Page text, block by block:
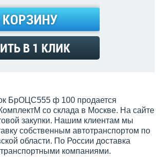
В 1 КЛИК
БрОЦС555 ф 100 продается
со склада в Москве. На сайте
закупки. Нашим клиентам мы
собственным автотранспортом по
области. По России доставка
компаниями.